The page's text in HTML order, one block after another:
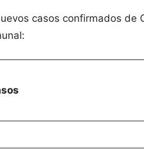
casos confirmados de